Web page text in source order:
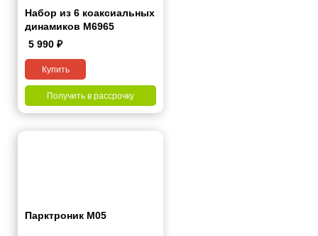
Набор из 6 коаксиальных
динамиков M6965
5 990 ₽
Купить
Получить в рассрочку
Парктроник M05